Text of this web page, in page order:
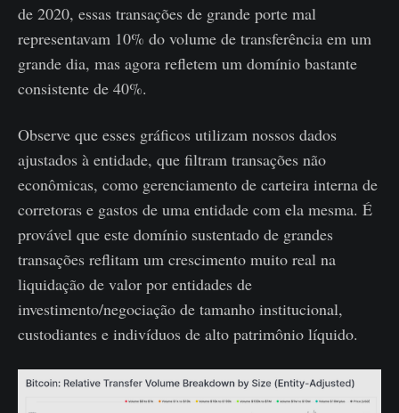
de 2020, essas transações de grande porte mal
representavam 10% do volume de transferência em um
grande dia, mas agora refletem um domínio bastante
consistente de 40%.
Observe que esses gráficos utilizam nossos dados
ajustados à entidade, que filtram transações não
econômicas, como gerenciamento de carteira interna de
corretoras e gastos de uma entidade com ela mesma. É
provável que este domínio sustentado de grandes
transações reflitam um crescimento muito real na
liquidação de valor por entidades de
investimento/negociação de tamanho institucional,
custodiantes e indivíduos de alto patrimônio líquido.